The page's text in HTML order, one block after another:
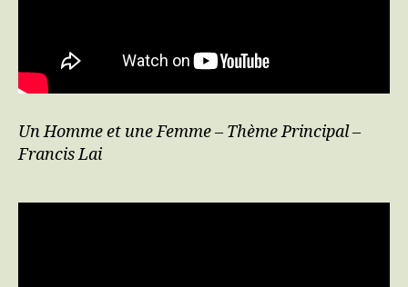
Un Homme et une Femme – Thème Principal –
Francis Lai